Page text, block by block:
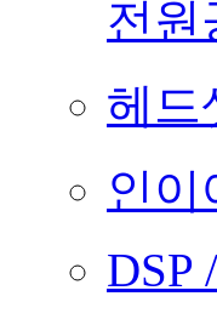
전원
헤드
인이
DSP